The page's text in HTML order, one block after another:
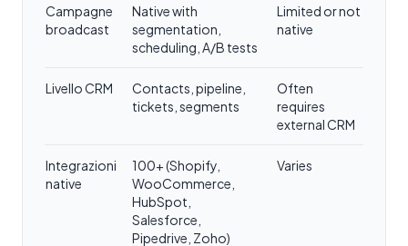
Campagne
broadcast
Native with
segmentation,
scheduling, A/B tests
Limited or not
native
Livello CRM
Contacts, pipeline,
tickets, segments
Often
requires
external CRM
Integrazioni
native
100+ (Shopify,
WooCommerce,
HubSpot,
Salesforce,
Pipedrive, Zoho)
Varies